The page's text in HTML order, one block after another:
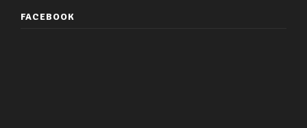
FACEBOOK